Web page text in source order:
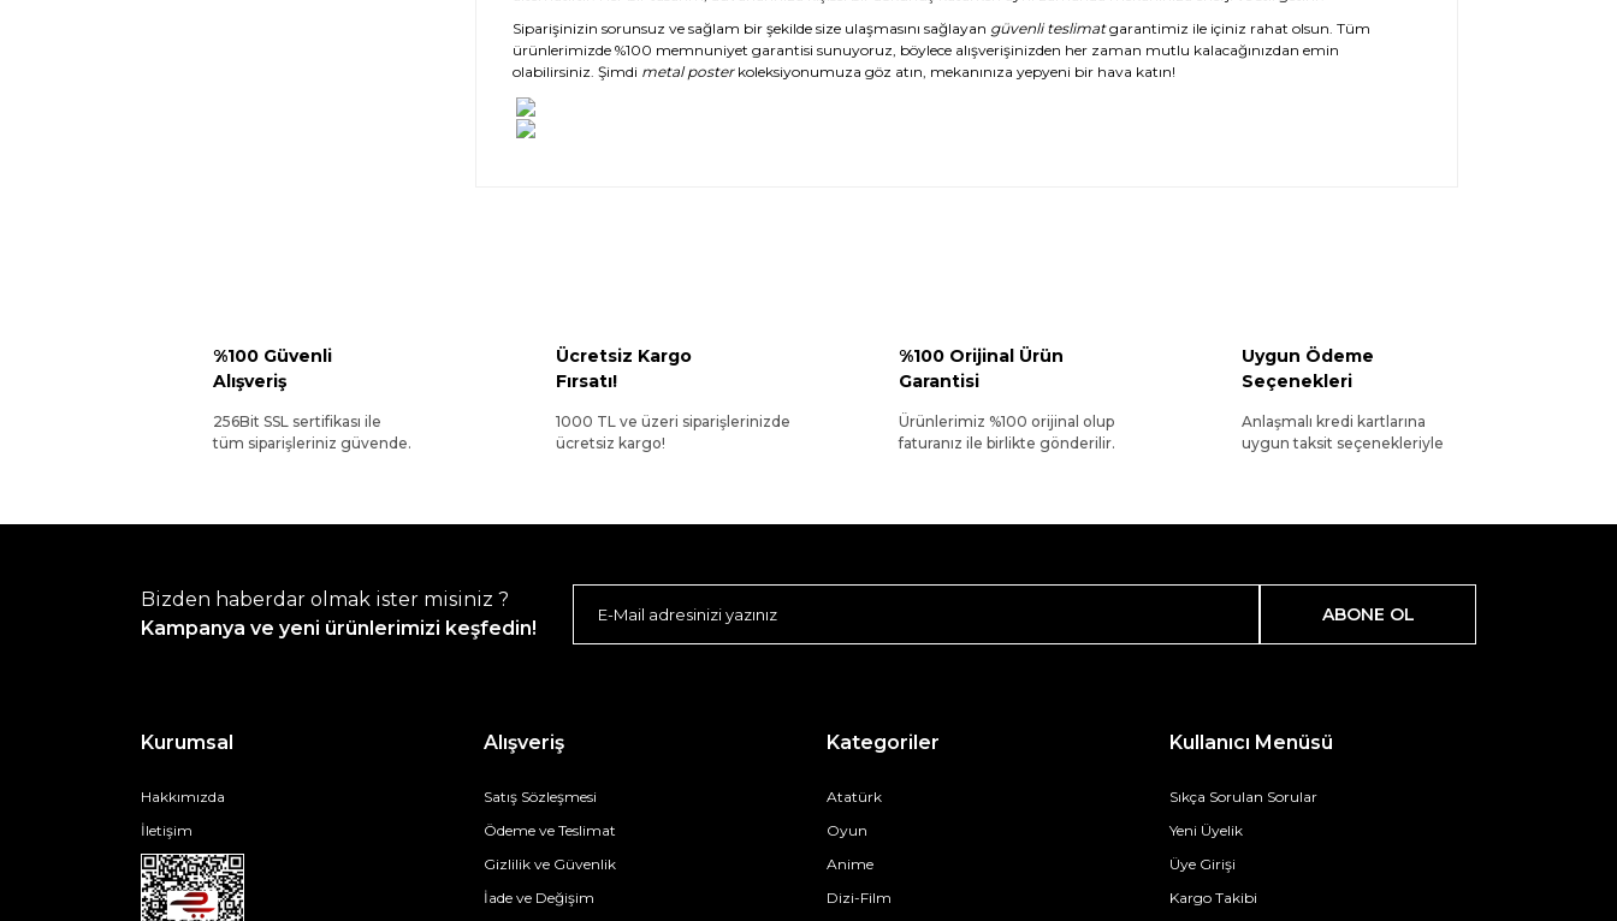
Siparişinizin sorunsuz ve sağlam bir şekilde size ulaşmasını sağlayan güvenli teslimatgarantimiz ile içiniz rahat olsun. Tüm
ürünlerimizde %100 memnuniyet garantisi sunuyoruz, böylece alışverişinizden her zaman mutlu kalacağınızdan emin
olabilirsiniz. Şimdi metal posterkoleksiyonumuza göz atın, mekanınıza yepyeni bir hava katın!
%100 Güvenli
Alışveriş
256Bit SSL sertifikası ile
tüm siparişleriniz güvende.
Ücretsiz Kargo
Fırsatı!
1000 TL ve üzeri siparişlerinizde
ücretsiz kargo!
%100 Orijinal Ürün
Garantisi
Ürünlerimiz %100 orijinal olup
faturanız ile birlikte gönderilir.
Uygun Ödeme
Seçenekleri
Anlaşmalı kredi kartlarına
uygun taksit seçenekleriyle
Bizden haberdar olmak ister misiniz ?
Kampanya ve yeni ürünlerimizi keşfedin!
ABONE OL
Kurumsal
Hakkımızda
İletişim
Alışveriş
Satış Sözleşmesi
Ödeme ve Teslimat
Gizlilik ve Güvenlik
İade ve Değişim
Kategoriler
Atatürk
Oyun
Anime
Dizi-Film
Kullanıcı Menüsü
Sıkça Sorulan Sorular
Yeni Üyelik
Üye Girişi
Kargo Takibi